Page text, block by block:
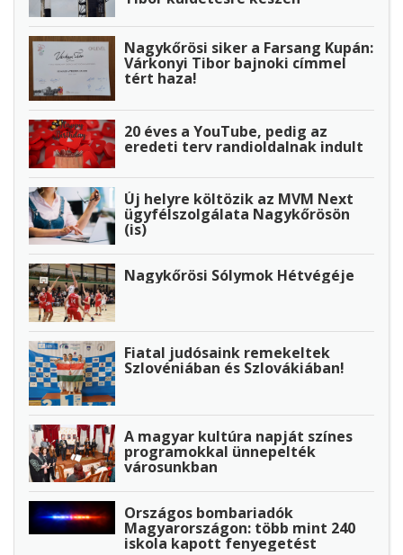
Nagykőrösi siker a Farsang Kupán:
Várkonyi Tibor bajnoki címmel
tért haza!
20 éves a YouTube, pedig az
eredeti terv randioldalnak indult
Új helyre költözik az MVM Next
ügyfélszolgálata Nagykőrösön
(is)
Nagykőrösi Sólymok Hétvégéje
Fiatal judósaink remekeltek
Szlovéniában és Szlovákiában!
A magyar kultúra napját színes
programokkal ünnepelték
városunkban
Országos bombariadók
Magyarországon: több mint 240
iskola kapott fenyegetést